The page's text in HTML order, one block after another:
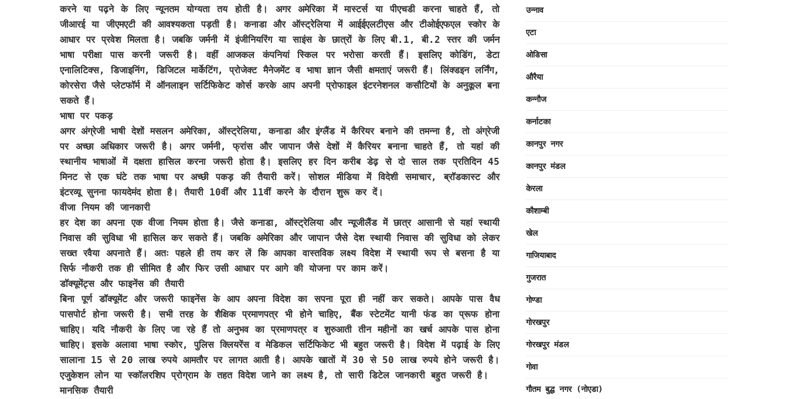
करने या पढ़ने के लिए न्यूनतम योग्यता तय होती है। अगर अमेरिका में मास्टर्स या पीएचडी करना चाहते हैं, तो
जीआरई या जीएमएटी की आवश्यकता पड़ती है। कनाडा और ऑस्ट्रेलिया में आईईएलटीएस और टीओईएफएल स्कोर के
आधार पर प्रवेश मिलता है। जबकि जर्मनी में इंजीनियरिंग या साइंस के छात्रों के लिए बी.1, बी.2 स्तर की जर्मन
भाषा परीक्षा पास करनी जरूरी है। वहीं आजकल कंपनियां स्किल पर भरोसा करती हैं। इसलिए कोडिंग, डेटा
एनालिटिक्स, डिजाइनिंग, डिजिटल मार्केटिंग, प्रोजेक्ट मैनेजमेंट व भाषा ज्ञान जैसी क्षमताएं जरूरी हैं। लिंक्डइन लर्निंग,
कोरसेरा जैसे प्लेटफॉर्म में ऑनलाइन सर्टिफिकेट कोर्स करके आप अपनी प्रोफाइल इंटरनेशनल कसौटियों के अनुकूल बना
सकते हैं।
भाषा पर पकड़
अगर अंग्रेजी भाषी देशों मसलन अमेरिका, ऑस्ट्रेलिया, कनाडा और इंग्लैंड में कैरियर बनाने की तमन्ना है, तो अंग्रेजी
पर अच्छा अधिकार जरूरी है। अगर जर्मनी, फ्रांस और जापान जैसे देशों में कैरियर बनाना चाहते हैं, तो यहां की
स्थानीय भाषाओं में दक्षता हासिल करना जरूरी होता है। इसलिए हर दिन करीब डेढ़ से दो साल तक प्रतिदिन 45
मिनट से एक घंटे तक भाषा पर अच्छी पकड़ की तैयारी करें। सोशल मीडिया में विदेशी समाचार, ब्रॉडकास्ट और
इंटरव्यू सुनना फायदेमंद होता है। तैयारी 10वीं और 11वीं करने के दौरान शुरू कर दें।
वीजा नियम की जानकारी
हर देश का अपना एक वीजा नियम होता है। जैसे कनाडा, ऑस्ट्रेलिया और न्यूजीलैंड में छात्र आसानी से यहां स्थायी
निवास की सुविधा भी हासिल कर सकते हैं। जबकि अमेरिका और जापान जैसे देश स्थायी निवास की सुविधा को लेकर
सख्त रवैया अपनाते हैं। अतः पहले ही तय कर लें कि आपका वास्तविक लक्ष्य विदेश में स्थायी रूप से बसना है या
सिर्फ नौकरी तक ही सीमित है और फिर उसी आधार पर आगे की योजना पर काम करें।
डॉक्यूमेंट्स और फाइनेंस की तैयारी
बिना पूर्ण डॉक्यूमेंट और जरूरी फाइनेंस के आप अपना विदेश का सपना पूरा ही नहीं कर सकते। आपके पास वैध
पासपोर्ट होना जरूरी है। सभी तरह के शैक्षिक प्रमाणपत्र भी होने चाहिए, बैंक स्टेटमेंट यानी फंड का प्रूफ होना
चाहिए। यदि नौकरी के लिए जा रहे हैं तो अनुभव का प्रमाणपत्र व शुरुआती तीन महीनों का खर्च आपके पास होना
चाहिए। इसके अलावा भाषा स्कोर, पुलिस क्लियरेंस व मेडिकल सर्टिफिकेट भी बहुत जरूरी है। विदेश में पढ़ाई के लिए
सालाना 15 से 20 लाख रुपये आमतौर पर लागत आती है। आपके खातों में 30 से 50 लाख रुपये होने जरूरी है।
एजुकेशन लोन या स्कॉलरशिप प्रोग्राम के तहत विदेश जाने का लक्ष्य है, तो सारी डिटेल जानकारी बहुत जरूरी है।
मानसिक तैयारी
उन्नाव
एटा
ओडिसा
औरैया
कन्नौज
कर्नाटका
कानपुर नगर
कानपुर मंडल
केरला
कौशाम्बी
खेल
गाजियाबाद
गुजरात
गोण्डा
गोरखपुर
गोरखपुर मंडल
गोवा
गौतम बुद्ध नगर (नोएडा)